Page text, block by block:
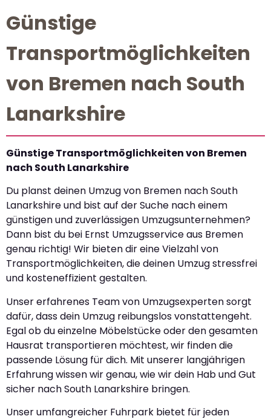
Günstige
Transportmöglichkeiten
von Bremen nach South
Lanarkshire
Günstige Transportmöglichkeiten von Bremen
nach South Lanarkshire
Du planst deinen Umzug von Bremen nach South
Lanarkshire und bist auf der Suche nach einem
günstigen und zuverlässigen Umzugsunternehmen?
Dann bist du bei Ernst Umzugsservice aus Bremen
genau richtig! Wir bieten dir eine Vielzahl von
Transportmöglichkeiten, die deinen Umzug stressfrei
und kosteneffizient gestalten.
Unser erfahrenes Team von Umzugsexperten sorgt
dafür, dass dein Umzug reibungslos vonstattengeht.
Egal ob du einzelne Möbelstücke oder den gesamten
Hausrat transportieren möchtest, wir finden die
passende Lösung für dich. Mit unserer langjährigen
Erfahrung wissen wir genau, wie wir dein Hab und Gut
sicher nach South Lanarkshire bringen.
Unser umfangreicher Fuhrpark bietet für jeden